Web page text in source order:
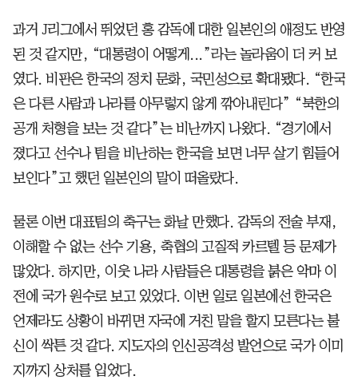
과거 J리그에서 뛰었던 홍 감독에 대한 일본인의 애정도 반영
된 것 같지만, “대통령이 어떻게...”라는 놀라움이 더 커 보
였다. 비판은 한국의 정치 문화, 국민성으로 확대됐다. “한국
은 다른 사람과 나라를 아무렇지 않게 깎아내린다” “북한의
공개 처형을 보는 것 같다”는 비난까지 나왔다. “경기에서
졌다고 선수나 팀을 비난하는 한국을 보면 너무 살기 힘들어
보인다”고 했던 일본인의 말이 떠올랐다.
물론 이번 대표팀의 축구는 화날 만했다. 감독의 전술 부재,
이해할 수 없는 선수 기용, 축협의 고질적 카르텔 등 문제가
많았다. 하지만, 이웃 나라 사람들은 대통령을 붉은 악마 이
전에 국가 원수로 보고 있었다. 이번 일로 일본에선 한국은
언제라도 상황이 바뀌면 자국에 거친 말을 할지 모른다는 불
신이 싹튼 것 같다. 지도자의 인신공격성 발언으로 국가 이미
지까지 상처를 입었다.